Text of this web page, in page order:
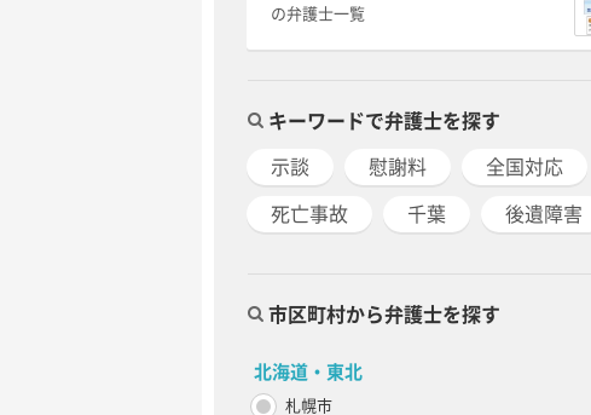
の弁護士一覧
キーワードで弁護士を探す
示談 慰謝料 全国対応
死亡事故 千葉 後遺障害
市区町村から弁護士を探す
北海道・東北
札幌市